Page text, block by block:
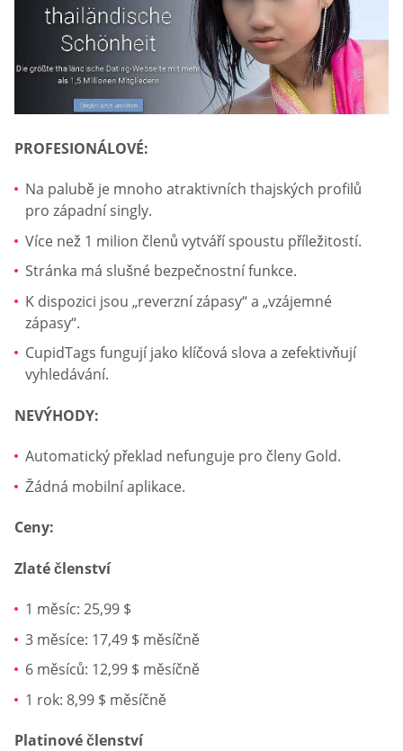
PROFESIONÁLOVÉ:
Na palubě je mnoho atraktivních thajských profilů
pro západní singly.
Více než 1 milion členů vytváří spoustu příležitostí.
Stránka má slušné bezpečnostní funkce.
K dispozici jsou „reverzní zápasy“ a „vzájemné
zápasy“.
CupidTags fungují jako klíčová slova a zefektivňují
vyhledávání.
NEVÝHODY:
Automatický překlad nefunguje pro členy Gold.
Žádná mobilní aplikace.
Ceny:
Zlaté členství
1 měsíc: 25,99 $
3 měsíce: 17,49 $ měsíčně
6 měsíců: 12,99 $ měsíčně
1 rok: 8,99 $ měsíčně
Platinové členství